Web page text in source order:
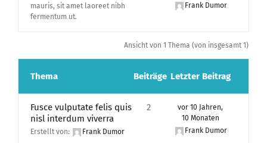
mauris, sit amet laoreet nibh
fermentum ut.
Frank Dumor
Ansicht von 1 Thema (von insgesamt 1)
Thema Beiträge Letzter Beitrag
Fusce vulputate felis quis
nisl interdum viverra
Erstellt von: Frank Dumor
2
vor 10 Jahren,
10 Monaten
Frank Dumor